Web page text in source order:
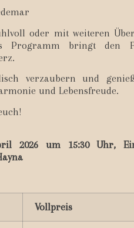
oder mit weiteren
Programm bringt
verzaubern und
und Lebensfreude.
2026 um 15:30 Uhr,
Vollpreis